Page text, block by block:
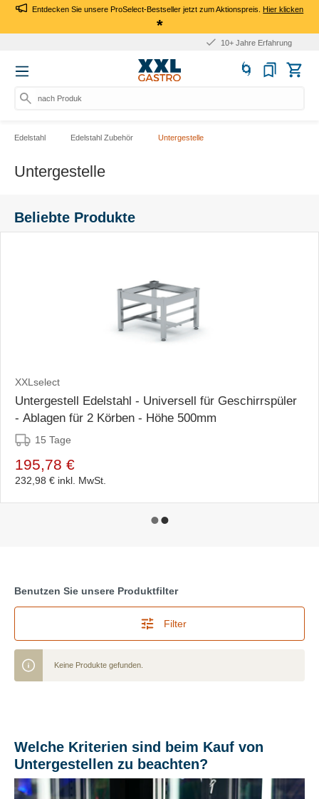
Entdecken Sie unsere ProSelect-Bestseller jetzt zum Aktionspreis.Hier klicken
*
nach Produkt, A
Edelstahl Edelstahl Zubehör Untergestelle
Untergestelle
Beliebte Produkte
XXLselect
Untergestell Edelstahl - Universell für Geschirrspüler
- Ablagen für 2 Körben - Höhe 500mm
15 Tage
195,78 €
232,98 € inkl. MwSt.
Benutzen Sie unsere Produktfilter
Filter
Keine Produkte gefunden.
Welche Kriterien sind beim Kauf von
Untergestellen zu beachten?